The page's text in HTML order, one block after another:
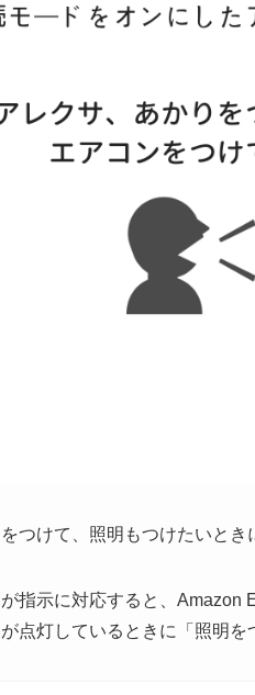
つけて、照明もつけたいと
指示に対応すると、Amazon
点灯しているときに「照明